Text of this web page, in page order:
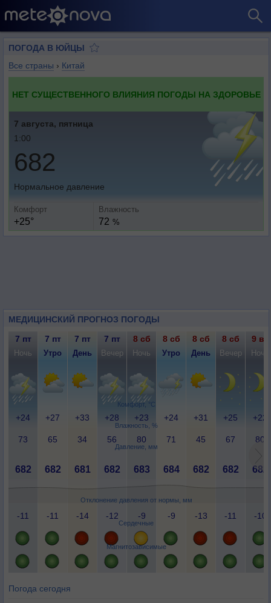
ПОГОДА В ЮЙЦЫ
Все страны › Китай
НЕТ СУЩЕСТВЕННОГО ВЛИЯНИЯ ПОГОДЫ НА ЗДОРОВЬЕ
7 августа, пятница
1:00
682
Нормальное давление
Комфорт
+25°
Влажность
72 %
МЕДИЦИНСКИЙ ПРОГНОЗ ПОГОДЫ
Комфорт, °C
Влажность, %
Давление, мм
Отклонение давления от нормы, мм
Сердечные
Магнитозависимые
7 пт 7 пт 7 пт 7 пт 8 сб 8 сб 8 сб 8 сб 9 вс
Ночь Утро День Вечер Ночь Утро День Вечер Ночь
+24 +27 +33 +28 +23 +24 +31 +25 +22
73 65 34 56 80 71 45 67 80
682 682 681 682 683 684 682 682 682
-11 -11 -14 -12 -9 -9 -13 -11 -10
Погода сегодня